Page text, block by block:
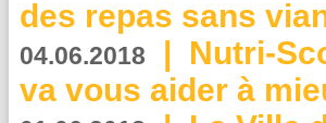
des repas sans
04.06.2018 | Nutri-
va vous aider à